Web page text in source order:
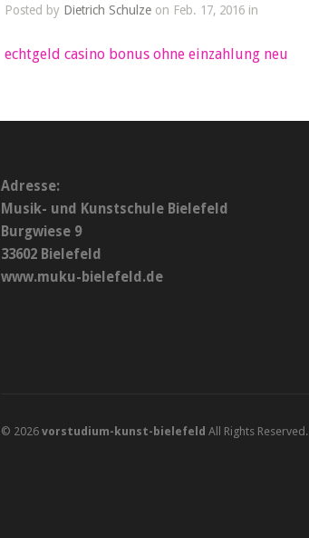
Posted by Dietrich Schulze on Feb. 17, 2016 in
echtgeld casino bonus ohne einzahlung neu
Adresse:
Musik- und Kunstschule Bielefeld
Burgwiese 9
33602 Bielefeld
www.muku-bielefeld.de
© 2026 vorstudium-kunst-bielefeld All Rights Reserved.